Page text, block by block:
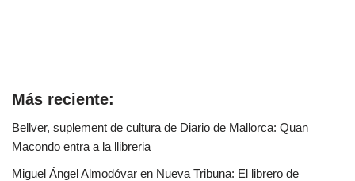
Más reciente:
Bellver, suplement de cultura de Diario de Mallorca: Quan
Macondo entra a la llibreria
Miguel Ángel Almodóvar en Nueva Tribuna: El librero de